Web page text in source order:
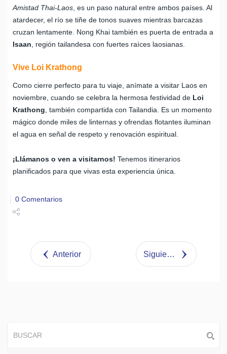
Amistad Thai-Laos , es un paso natural entre ambos países. Al
atardecer, el río se tiñe de tonos suaves mientras barcazas
cruzan lentamente. Nong Khai también es puerta de entrada a
Isaan , región tailandesa con fuertes raíces laosianas.
Vive Loi Krathong
Como cierre perfecto para tu viaje, anímate a visitar Laos en
noviembre, cuando se celebra la hermosa festividad de Loi
Krathong , también compartida con Tailandia. Es un momento
mágico donde miles de linternas y ofrendas flotantes iluminan
el agua en señal de respeto y renovación espiritual.
¡Llámanos o ven a visitarnos! Tenemos itinerarios
planificados para que vivas esta experiencia única.
0 Comentarios
Tweet
Anterior Siguiente